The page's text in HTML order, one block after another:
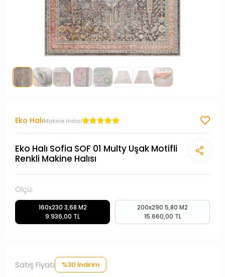
Eko HalıMakine Halısı
Eko Halı Sofia SOF 01 Multy Uşak Motifli
Renkli Makine Halısı
Ölçü:
160x230 3,68 M2
9.936,00 TL
200x290 5,80 M2
15.660,00 TL
Satış Fiyatı %30 İndirim